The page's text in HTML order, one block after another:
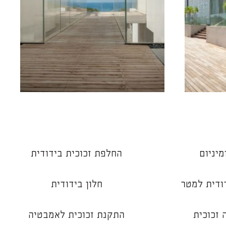
החלפת זכוכית בידודית
למטר חלון בידודית
התקנת זכוכית לאמבטיה